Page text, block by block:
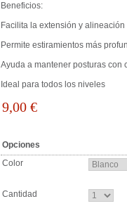
Beneficios:
Facilita la extensión y alineación
Permite estiramientos más
Ayuda a mantener posturas con
Ideal para todos los niveles
9,00€
Opciones
Color
Cantidad